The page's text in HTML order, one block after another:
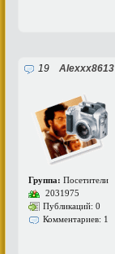
19 Alexxx8613
Группа: Посетители
2031975
Публикаций: 0
Комментариев: 1